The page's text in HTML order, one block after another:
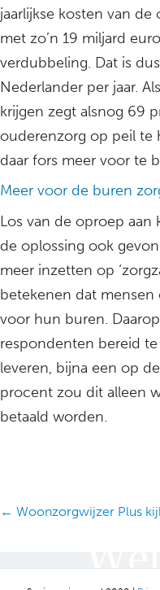
jaarlijkse kosten van
met zo’n 19 miljard
verdubbeling. Dat is
Nederlander per jaar.
krijgen zegt alsnog 69
ouderenzorg op peil te
daar fors meer voor te
Meer voor de buren
Los van de oproep
de oplossing ook
meer inzetten op
betekenen dat
voor hun buren.
respondenten bereid
leveren, bijna een op
procent zou dit alleen
betaald worden.
Posts
← Woonzorgwijzer Plus